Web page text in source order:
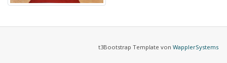
t3Bootstrap Template vonWapplerSystems